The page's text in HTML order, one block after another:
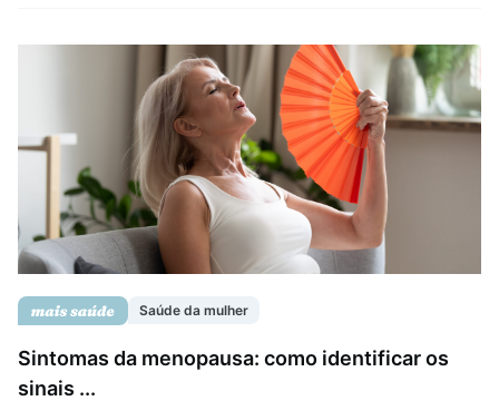
Saúde da mulher
Sintomas da menopausa: como identificar os
sinais ...